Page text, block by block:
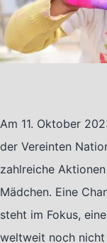
Am 11. Oktober
der Vereinten
zahlreiche
Mädchen. Eine
steht im Fokus,
weltweit noch